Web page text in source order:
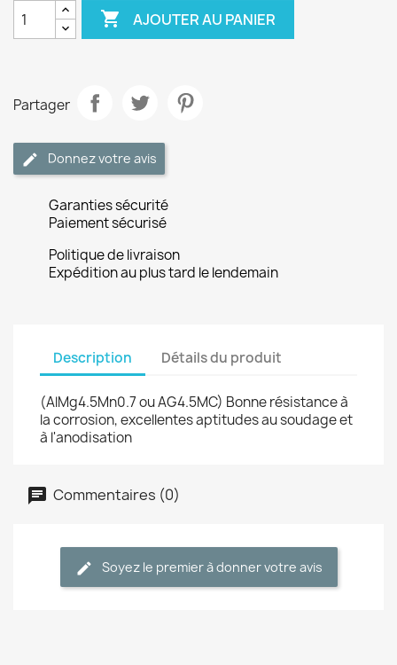
 AJOUTER AU PANIER
Partager
Donnez votre avis
Garanties sécurité
Paiement sécurisé
Politique de livraison
Expédition au plus tard le lendemain
Description Détails du produit
(AlMg4.5Mn0.7 ou AG4.5MC) Bonne résistance à
la corrosion, excellentes aptitudes au soudage et
à l'anodisation
Commentaires (0)
Soyez le premier à donner votre avis